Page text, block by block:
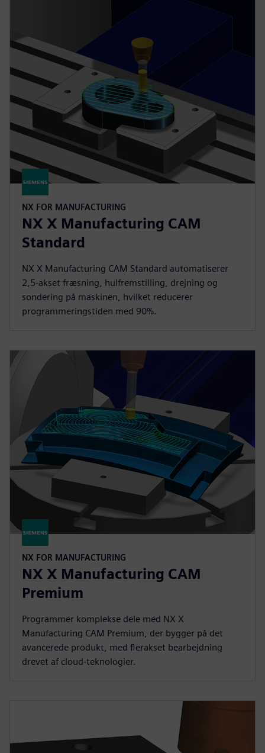
NX FOR MANUFACTURING
NX X Manufacturing CAM
Standard
NX X Manufacturing CAM Standard automatiserer
2,5-akset fræsning, hulfremstilling, drejning og
sondering på maskinen, hvilket reducerer
programmeringstiden med 90%.
NX FOR MANUFACTURING
NX X Manufacturing CAM
Premium
Programmer komplekse dele med NX X
Manufacturing CAM Premium, der bygger på det
avancerede produkt, med flerakset bearbejdning
drevet af cloud-teknologier.